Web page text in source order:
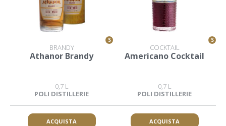
S
BRANDY
Athanor Brandy
0,7 L
POLI DISTILLERIE
ACQUISTA
S
COCKTAIL
Americano Cocktail
0,7 L
POLI DISTILLERIE
ACQUISTA